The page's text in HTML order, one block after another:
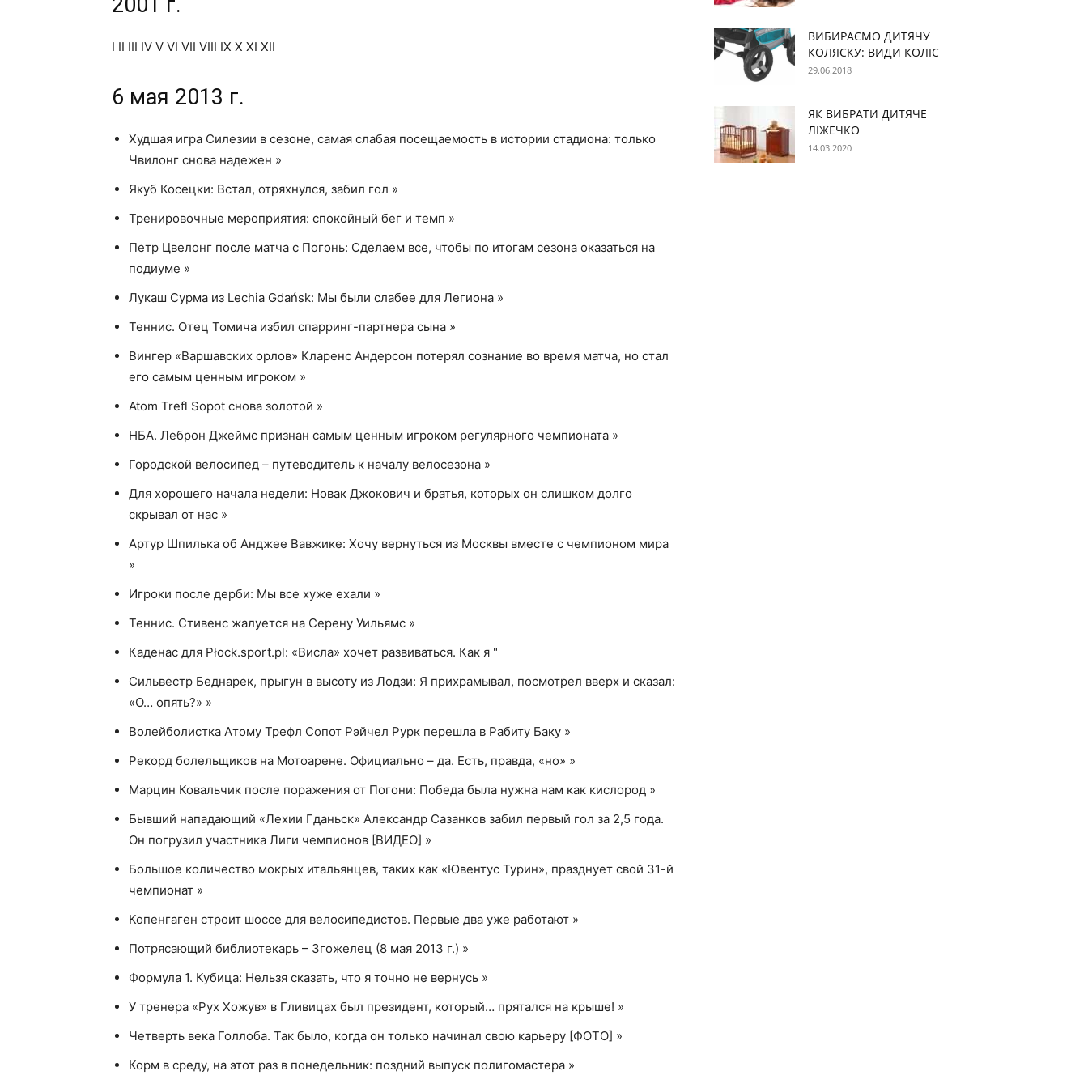
I II III IV V VI VII VIII IX X XI XII
6 мая 2013 г.
Худшая игра Силезии в сезоне, самая слабая посещаемость в истории стадиона: только
Чвилонг снова надежен »
Якуб Косецки: Встал, отряхнулся, забил гол »
Тренировочные мероприятия: спокойный бег и темп »
Петр Цвелонг после матча с Погонь: Сделаем все, чтобы по итогам сезона оказаться на
подиуме »
Лукаш Сурма из Lechia Gdańsk: Мы были слабее для Легиона »
Теннис. Отец Томича избил спарринг-партнера сына »
Вингер «Варшавских орлов» Кларенс Андерсон потерял сознание во время матча, но стал
его самым ценным игроком »
Atom Trefl Sopot снова золотой »
НБА. Леброн Джеймс признан самым ценным игроком регулярного чемпионата »
Городской велосипед – путеводитель к началу велосезона »
Для хорошего начала недели: Новак Джокович и братья, которых он слишком долго
скрывал от нас »
Артур Шпилька об Анджее Вавжике: Хочу вернуться из Москвы вместе с чемпионом мира
»
Игроки после дерби: Мы все хуже ехали »
Теннис. Стивенс жалуется на Серену Уильямс »
Каденас для Płock.sport.pl: «Висла» хочет развиваться. Как я "
Сильвестр Беднарек, прыгун в высоту из Лодзи: Я прихрамывал, посмотрел вверх и сказал:
«О… опять?» »
Волейболистка Атому Трефл Сопот Рэйчел Рурк перешла в Рабиту Баку »
Рекорд болельщиков на Мотоарене. Официально – да. Есть, правда, «но» »
Марцин Ковальчик после поражения от Погони: Победа была нужна нам как кислород »
Бывший нападающий «Лехии Гданьск» Александр Сазанков забил первый гол за 2,5 года.
Он погрузил участника Лиги чемпионов [ВИДЕО] »
Большое количество мокрых итальянцев, таких как «Ювентус Турин», празднует свой 31-й
чемпионат »
Копенгаген строит шоссе для велосипедистов. Первые два уже работают »
Потрясающий библиотекарь – Згожелец (8 мая 2013 г.) »
Формула 1. Кубица: Нельзя сказать, что я точно не вернусь »
У тренера «Рух Хожув» в Гливицах был президент, который… прятался на крыше! »
Четверть века Голлоба. Так было, когда он только начинал свою карьеру [ФОТО] »
Корм в среду, на этот раз в понедельник: поздний выпуск полигомастера »
ВИБИРАЄМО ДИТЯЧУ
КОЛЯСКУ: ВИДИ КОЛІС
29.06.2018
ЯК ВИБРАТИ ДИТЯЧЕ
ЛІЖЕЧКО
14.03.2020